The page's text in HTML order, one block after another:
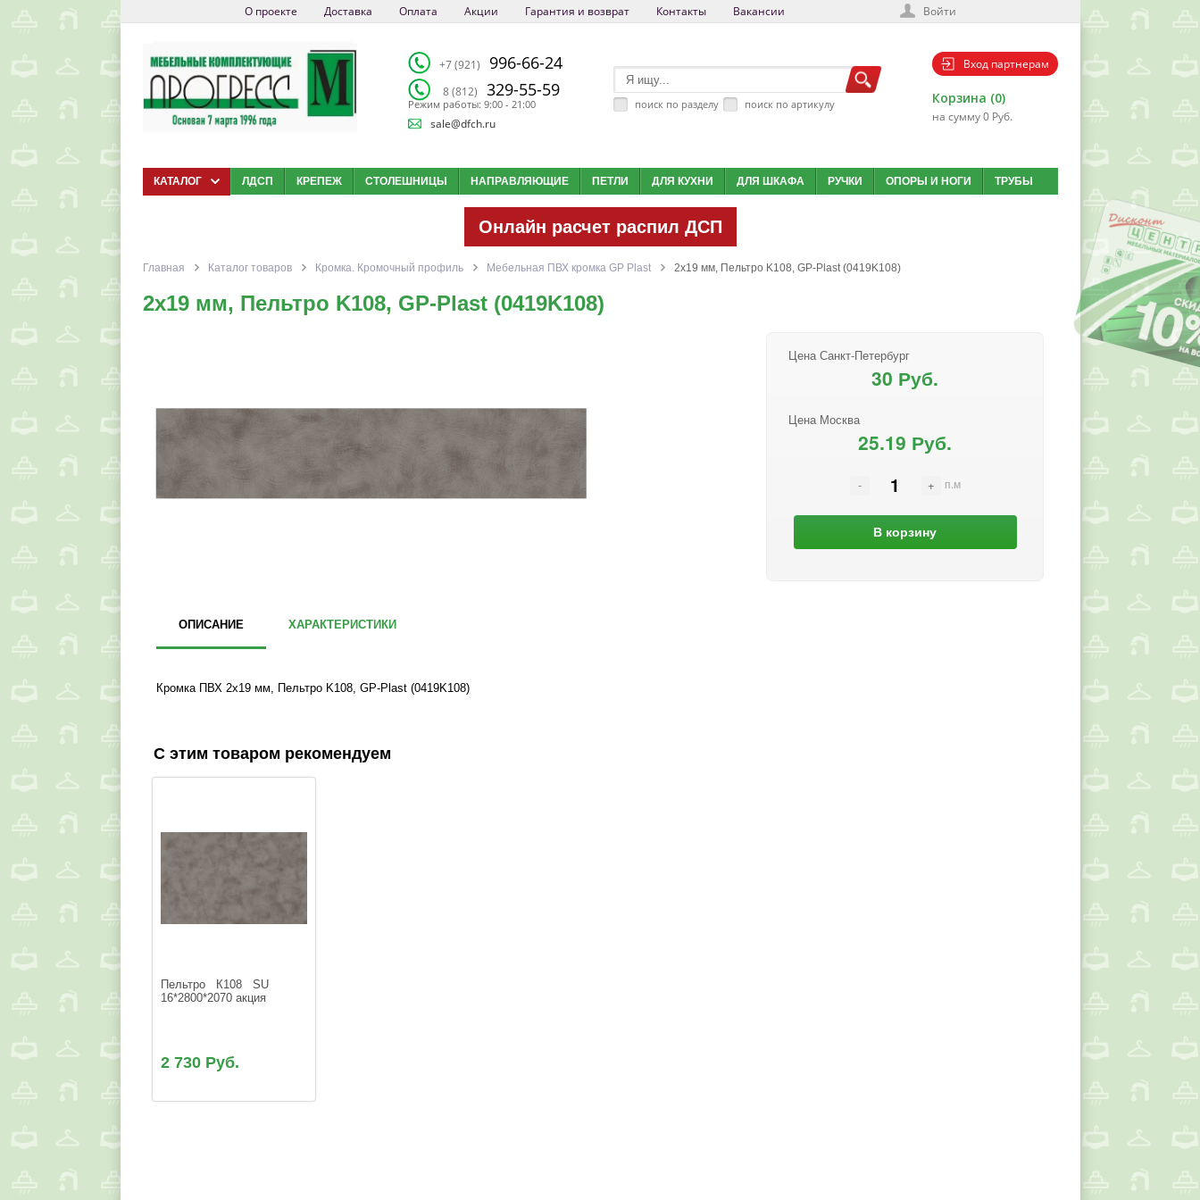
О проекте Доставка Оплата Акции Гарантия и возврат Контакты Вакансии Войти
+7 (921) 996-66-24
8 (812) 329-55-59
Режим работы: 9:00 - 21:00
sale@dfch.ru
поиск по разделу поиск по артикулу
Вход партнерам
Корзина (0)
на сумму 0 Руб.
КАТАЛОГ ЛДСП КРЕПЕЖ СТОЛЕШНИЦЫ НАПРАВЛЯЮЩИЕ ПЕТЛИ ДЛЯ КУХНИ ДЛЯ ШКАФА РУЧКИ ОПОРЫ И НОГИ ТРУБЫ
Онлайн расчет распил ДСП
Главная Каталог товаров Кромка. Кромочный профиль Мебельная ПВХ кромка GP Plast 2x19 мм, Пельтро K108, GP-Plast (0419K108)
2x19 мм, Пельтро K108, GP-Plast (0419K108)
Цена Санкт-Петербург
30 Руб.
Цена Москва
25.19 Руб.
п.м
В корзину
ОПИСАНИЕ ХАРАКТЕРИСТИКИ
Кромка ПВХ 2x19 мм, Пельтро K108, GP-Plast (0419K108)
С этим товаром рекомендуем
Пельтро   К108   SU
16*2800*2070 акция
2 730 Руб.